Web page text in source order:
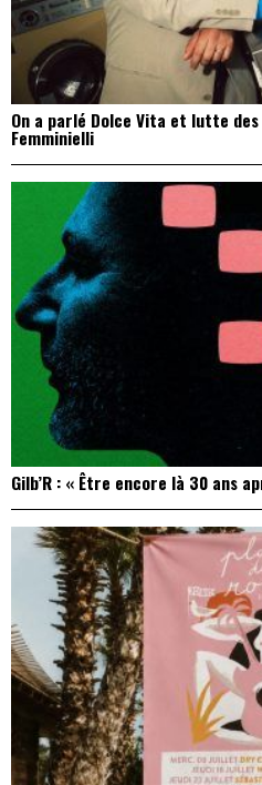
On a parlé Dolce Vita et lutte
Femminielli
Gilb’R : « Être encore là 30 ans